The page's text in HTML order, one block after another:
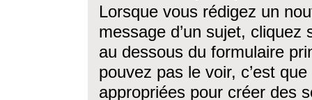
Lorsque vous rédigez un
message d’un sujet, cliquez
au dessous du formulaire
pouvez pas le voir, c’est
appropriées pour créer des